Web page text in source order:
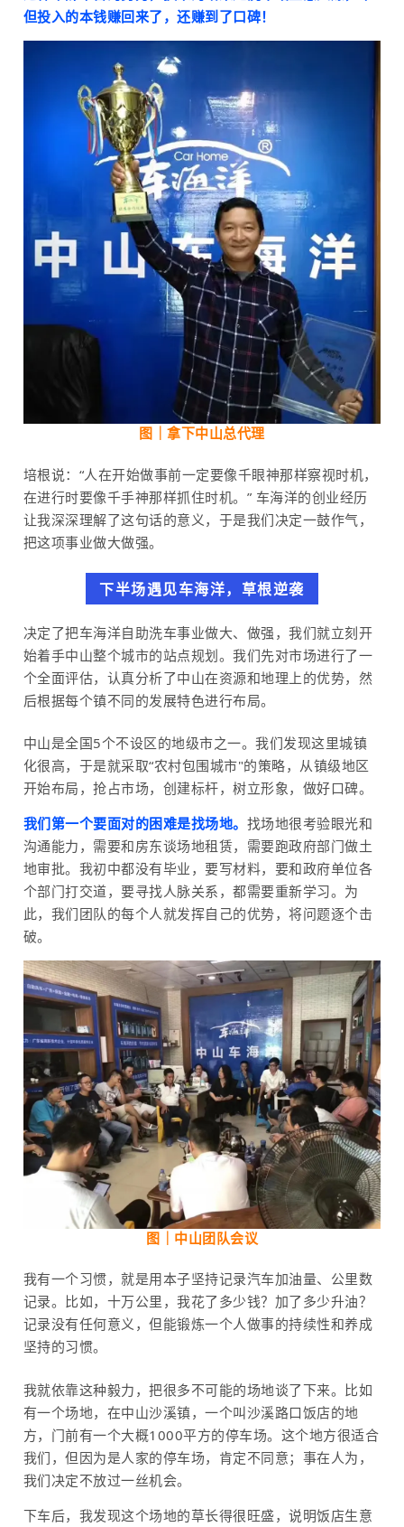
但投入的本钱赚回来了，还赚到了口碑！
图｜拿下中山总代理
培根说：“人在开始做事前一定要像千眼神那样察视时机，
在进行时要像千手神那样抓住时机。” 车海洋的创业经历
让我深深理解了这句话的意义，于是我们决定一鼓作气，
把这项事业做大做强。
下半场遇见车海洋，草根逆袭
决定了把车海洋自助洗车事业做大、做强，我们就立刻开
始着手中山整个城市的站点规划。我们先对市场进行了一
个全面评估，认真分析了中山在资源和地理上的优势，然
后根据每个镇不同的发展特色进行布局。
中山是全国5个不设区的地级市之一。我们发现这里城镇
化很高，于是就采取“农村包围城市"的策略，从镇级地区
开始布局，抢占市场，创建标杆，树立形象，做好口碑。
我们第一个要面对的困难是找场地。 找场地很考验眼光和
沟通能力，需要和房东谈场地租赁，需要跑政府部门做土
地审批。我初中都没有毕业，要写材料，要和政府单位各
个部门打交道，要寻找人脉关系，都需要重新学习。为
此，我们团队的每个人就发挥自己的优势，将问题逐个击
破。
图｜中山团队会议
我有一个习惯，就是用本子坚持记录汽车加油量、公里数
记录。比如，十万公里，我花了多少钱？加了多少升油？
记录没有任何意义，但能锻炼一个人做事的持续性和养成
坚持的习惯。
我就依靠这种毅力，把很多不可能的场地谈了下来。比如
有一个场地，在中山沙溪镇，一个叫沙溪路口饭店的地
方，门前有一个大概1000平方的停车场。这个地方很适合
我们，但因为是人家的停车场，肯定不同意；事在人为，
我们决定不放过一丝机会。
下车后，我发现这个场地的草长得很旺盛，说明饭店生意